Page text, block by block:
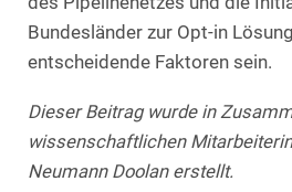
Bundesländer zur Opt-in
entscheidende Faktoren sein.
Dieser Beitrag wurde in
wissenschaftlichen
Neumann Doolan erstellt.